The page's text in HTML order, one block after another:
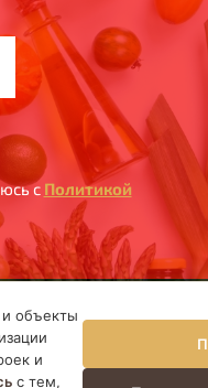
с Политикой
О КОМПАНИИ
объекты
и
с тем,